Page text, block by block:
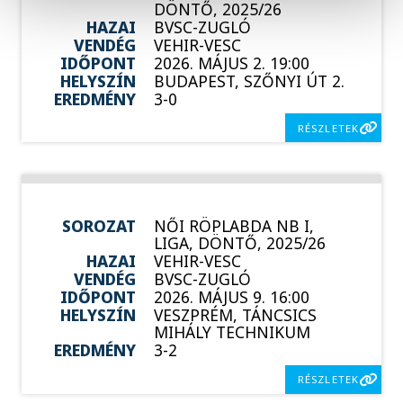
DÖNTŐ, 2025/26
HAZAI
BVSC-ZUGLÓ
VENDÉG
VEHIR-VESC
IDŐPONT
2026. MÁJUS 2. 19:00
HELYSZÍN
BUDAPEST, SZŐNYI ÚT 2.
EREDMÉNY
3-0
RÉSZLETEK
SOROZAT NŐI RÖPLABDA NB I,
LIGA, DÖNTŐ, 2025/26
HAZAI
VEHIR-VESC
VENDÉG
BVSC-ZUGLÓ
IDŐPONT
2026. MÁJUS 9. 16:00
HELYSZÍN
VESZPRÉM, TÁNCSICS
MIHÁLY TECHNIKUM
EREDMÉNY
3-2
RÉSZLETEK